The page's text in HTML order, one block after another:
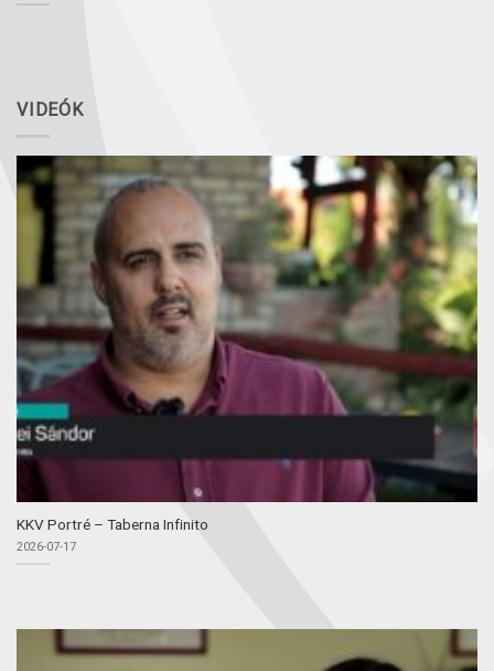
VIDEÓK
KKV Portré – Taberna Infinito
2026-07-17